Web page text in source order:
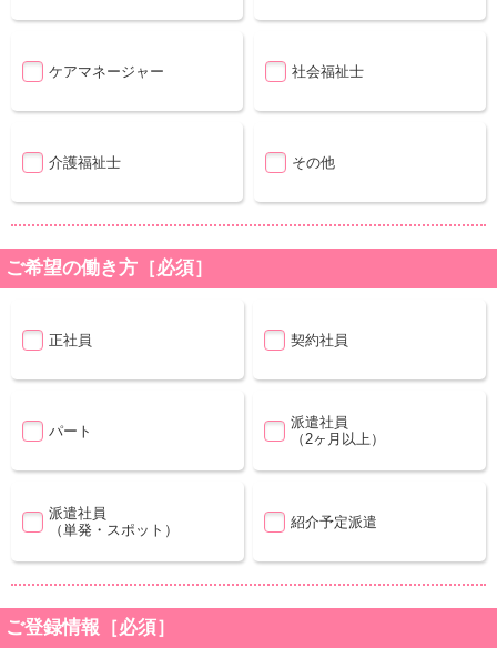
ケアマネージャー 社会福祉士
介護福祉士 その他
ご希望の働き方［必須］
正社員 契約社員
パート
派遣社員
（2ヶ月以上）
派遣社員
（単発・スポット）
紹介予定派遣
ご登録情報［必須］